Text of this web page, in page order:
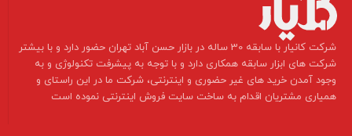
​شرکت کانیار با سابقه 30 ساله در بازار حسن آباد تهران حضور دارد و با بیشتر
شرکت های ابزار سابقه همکاری دارد و با توجه به پیشرفت تکنولوژی و به
وجود آمدن خرید های غیر حضوری و اینترنتی، شرکت ما در این راستای و
همیاری مشتریان اقدام به ساخت سایت فروش اینترنتی نموده است ​​​​​​​